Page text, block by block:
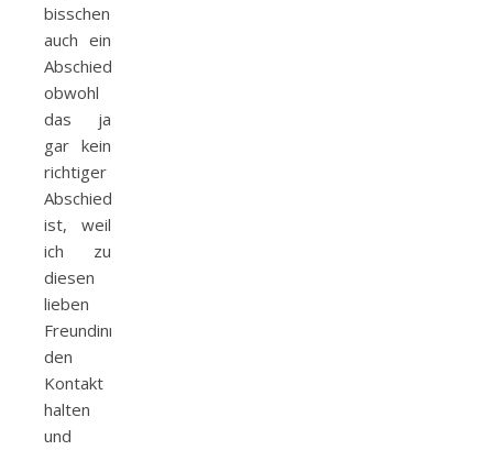
bisschen
auch ein
Abschiedsgeschenk,
obwohl
das ja
gar kein
richtiger
Abschied
ist, weil
ich zu
diesen
lieben
Freundinnen
den
Kontakt
halten
und